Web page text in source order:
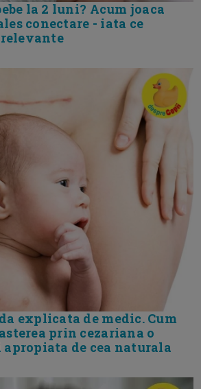
la 2 luni? Acum joaca
conectare - iata ce
explicata de medic. Cum
prin cezariana o
de cea naturala